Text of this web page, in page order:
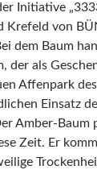
Initiative
Krefeld von
dem Baum
der als
Affenpark
Einsatz
Amber-Baum
Zeit. Er